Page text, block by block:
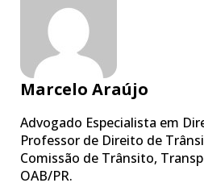
Marcelo Araújo
Advogado Especialista em
Professor de Direito de
Comissão de Trânsito,
OAB/PR.